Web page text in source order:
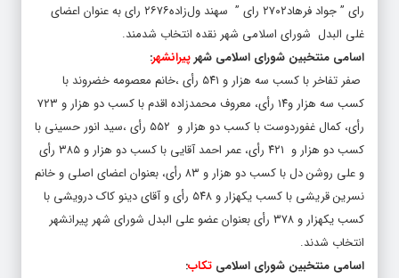
رای ” جواد فرهاد۲۷۰۲ رای ” سهند ول‌زاده۲۶۷۶ رای به عنوان اعضای
غلی البدل شورای اسلامی شهر نقده انتخاب شدمند.
اسامی منتخبین شورای اسلامی شهرپیرانشهر:
صفر تفاخر با کسب سه هزار و ۵۴۱ رأی ،خانم معصومه خضروند با
کسب سه هزار و۱۴ رأی، معروف محمدزاده اقدم با کسب دو هزار و ۷۲۳
رأی، کمال غفوردوست با کسب دو هزار و ۵۵۲ رأی ،سید انور حسینی با
کسب دو هزار و ۴۲۱ رأی، عمر احمد آقایی با کسب دو هزار و ۳۸۵ رأی
و علی روشن دل با کسب دو هزار و ۸۳ رأی، بعنوان اعضای اصلی و خانم
نسرین قریشی با کسب یکهزار و ۵۴۸ رأی و آقای دینو کاک درویشی با
کسب یکهزار و ۳۷۸ رأی بعنوان عضو علی البدل شورای شهر پیرانشهر
انتخاب شدند.
اسامی منتخبین شورای اسلامی تکاب: